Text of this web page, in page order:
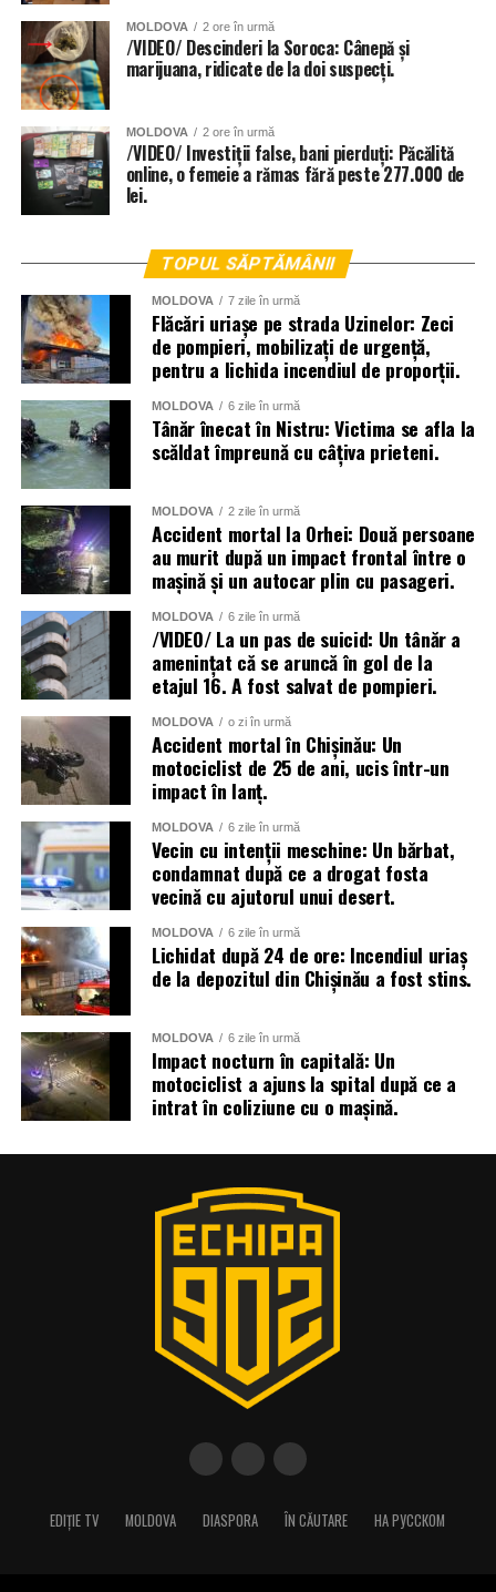
MOLDOVA 2 ore în urmă
/VIDEO/ Descinderi la Soroca: Cânepă și
marijuana, ridicate de la doi suspecți.
MOLDOVA 2 ore în urmă
/VIDEO/ Investiții false, bani pierduți: Păcălită
online, o femeie a rămas fără peste 277.000 de
lei.
TOPUL SĂPTĂMÂNII
MOLDOVA 7 zile în urmă
Flăcări uriașe pe strada Uzinelor: Zeci
de pompieri, mobilizați de urgență,
pentru a lichida incendiul de proporții.
MOLDOVA 6 zile în urmă
Tânăr înecat în Nistru: Victima se afla la
scăldat împreună cu câțiva prieteni.
MOLDOVA 2 zile în urmă
Accident mortal la Orhei: Două persoane
au murit după un impact frontal între o
mașină și un autocar plin cu pasageri.
MOLDOVA 6 zile în urmă
/VIDEO/ La un pas de suicid: Un tânăr a
amenințat că se aruncă în gol de la
etajul 16. A fost salvat de pompieri.
MOLDOVA o zi în urmă
Accident mortal în Chișinău: Un
motociclist de 25 de ani, ucis într-un
impact în lanț.
MOLDOVA 6 zile în urmă
Vecin cu intenții meschine: Un bărbat,
condamnat după ce a drogat fosta
vecină cu ajutorul unui desert.
MOLDOVA 6 zile în urmă
Lichidat după 24 de ore: Incendiul uriaș
de la depozitul din Chișinău a fost stins.
MOLDOVA 6 zile în urmă
Impact nocturn în capitală: Un
motociclist a ajuns la spital după ce a
intrat în coliziune cu o mașină.
EDIȚIE TV MOLDOVA DIASPORA ÎN CĂUTARE НА РУССКОМ